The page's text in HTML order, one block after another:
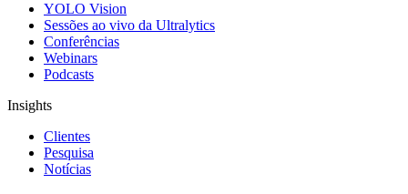
YOLO Vision
Sessões ao vivo da Ultralytics
Conferências
Webinars
Podcasts
Insights
Clientes
Pesquisa
Notícias